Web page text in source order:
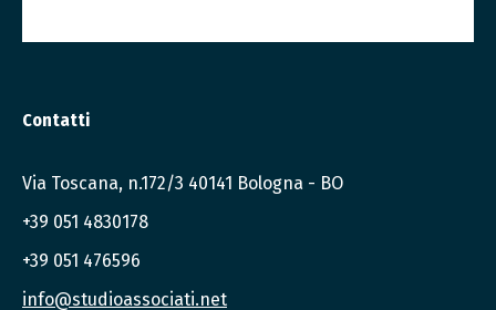
Contatti
Via Toscana, n.172/3 40141 Bologna - BO
+39 051 4830178
+39 051 476596
info@studioassociati.net